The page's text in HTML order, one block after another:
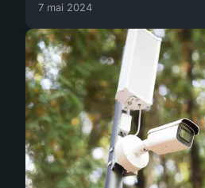
7 mai 2024